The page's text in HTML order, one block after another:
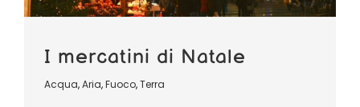
I mercatini di Natale
Acqua,Aria,Fuoco,Terra